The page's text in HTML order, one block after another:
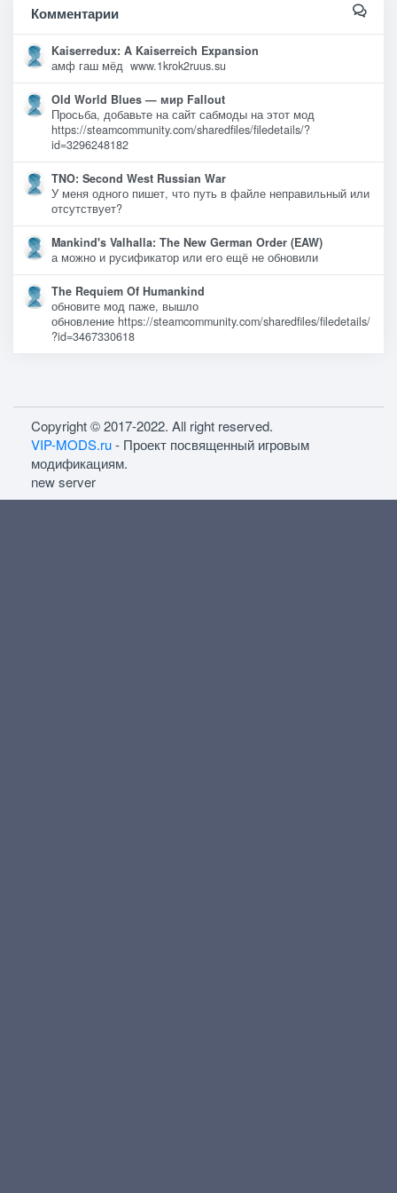
Комментарии
Kaiserredux: A Kaiserreich Expansion
амф гаш мёд www.1krok2ruus.su
Old World Blues — мир Fallout
Просьба, добавьте на сайт сабмоды на этот мод
https://steamcommunity.com/sharedfiles/filedetails/?
id=3296248182
TNO: Second West Russian War
У меня одного пишет, что путь в файле неправильный или
отсутствует?
Mankind's Valhalla: The New German Order (EAW)
а можно и русификатор или его ещё не обновили
The Requiem Of Humankind
обновите мод паже, вышло
обновление https://steamcommunity.com/sharedfiles/filedetails/
?id=3467330618
Copyright © 2017-2022. All right reserved.
VIP-MODS.ru- Проект посвященный игровым
модификациям.
new server